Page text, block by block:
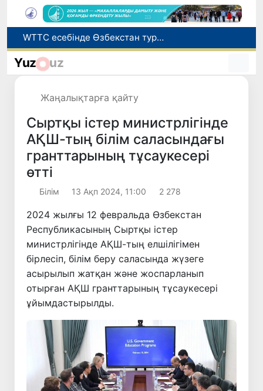
Мүмкіндігі шектеулі талапкерлерге қабылдау емтихандарында қосымша уақыт беріледі
Беларусьтен Өзбекстанға екінші тікелей жүк пойызы жөнелтілді
Yuz uz
Жаңалықтарға қайту
Сыртқы істер министрлігінде
АҚШ-тың білім саласындағы
гранттарының тұсаукесері
өтті
Білім 13 Ақп 2024, 11:00 2 278
2024 жылғы 12 февральда Өзбекстан
Республикасының Сыртқы істер
министрлігінде АҚШ-тың елшілігімен
бірлесіп, білім беру саласында жүзеге
асырылып жатқан және жоспарланып
отырған АҚШ гранттарының тұсаукесері
ұйымдастырылды.